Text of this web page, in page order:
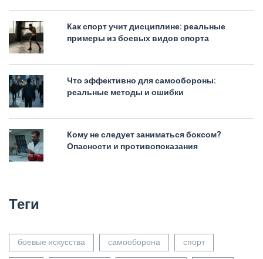
Как спорт учит дисциплине: реальные
примеры из боевых видов спорта
Что эффективно для самообороны:
реальные методы и ошибки
Кому не следует заниматься боксом?
Опасности и противопоказания
Теги
боевые искусства самооборона
спорт